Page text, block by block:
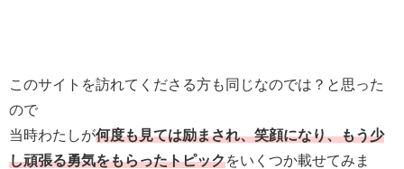
このサイトを訪れてくださる方も同じなのでは？と思った
ので
当時わたしが何度も見ては励まされ、笑顔になり、もう少
し頑張る勇気をもらったトピックをいくつか載せてみま